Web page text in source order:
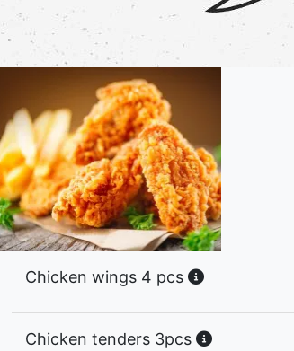
Chicken wings 4 pcs
Chicken tenders 3pcs